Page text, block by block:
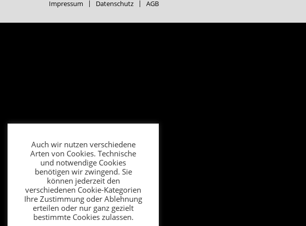
Impressum Datenschutz AGB
Auch wir nutzen verschiedene
Arten von Cookies. Technische
und notwendige Cookies
benötigen wir zwingend. Sie
können jederzeit den
verschiedenen Cookie-Kategorien
Ihre Zustimmung oder Ablehnung
erteilen oder nur ganz gezielt
bestimmte Cookies zulassen.